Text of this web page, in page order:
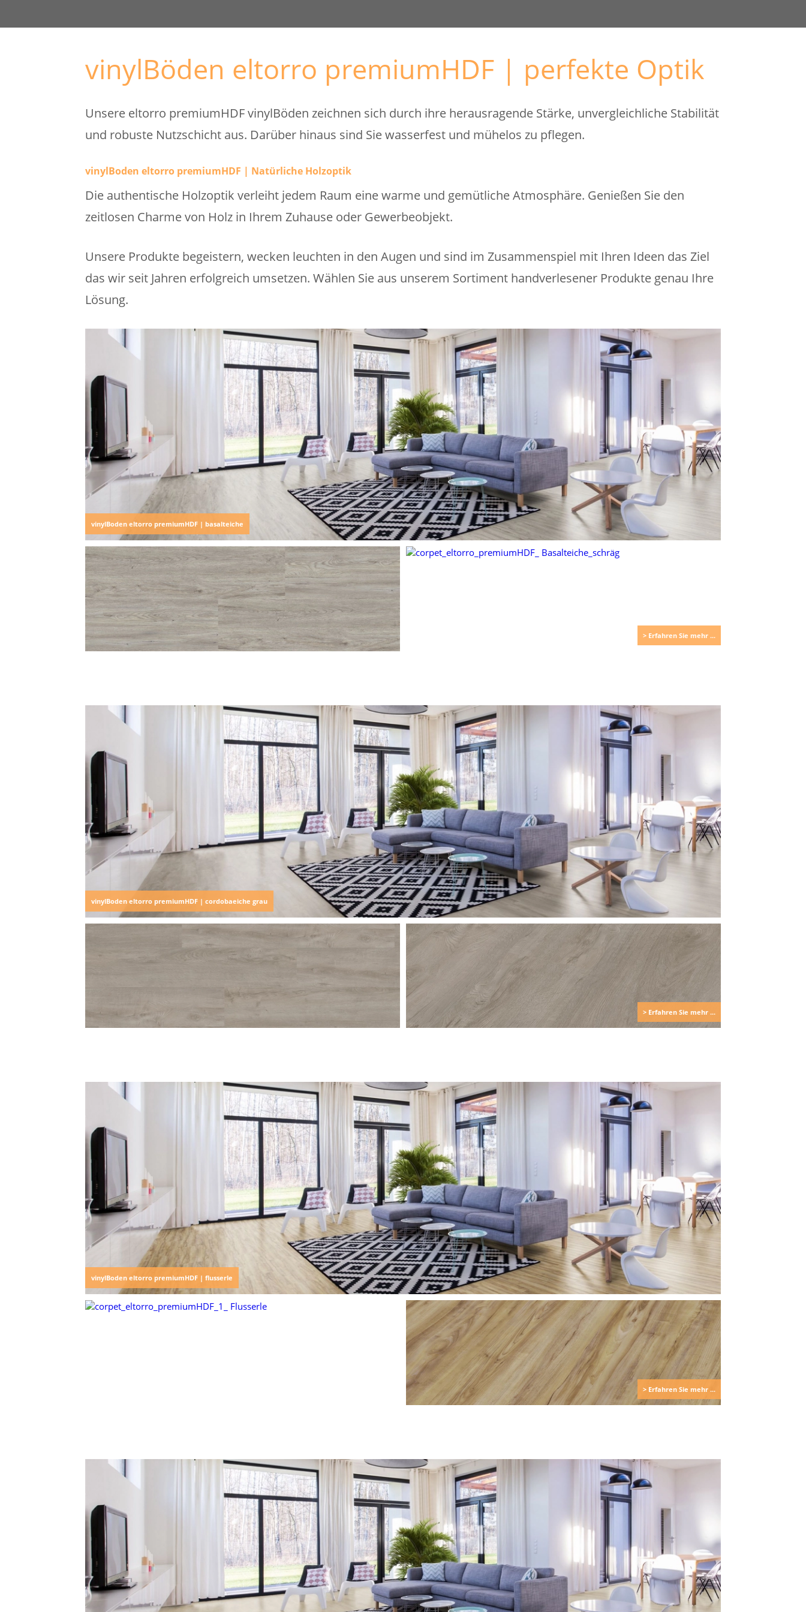
vinylBöden eltorro premiumHDF | perfekte Optik
Unsere eltorro premiumHDF vinylBöden zeichnen sich durch ihre herausragende Stärke, unvergleichliche Stabilität
und robuste Nutzschicht aus. Darüber hinaus sind Sie wasserfest und mühelos zu pflegen.
vinylBoden eltorro premiumHDF | Natürliche Holzoptik
Die authentische Holzoptik verleiht jedem Raum eine warme und gemütliche Atmosphäre. Genießen Sie den
zeitlosen Charme von Holz in Ihrem Zuhause oder Gewerbeobjekt.
Unsere Produkte begeistern, wecken leuchten in den Augen und sind im Zusammenspiel mit Ihren Ideen das Ziel
das wir seit Jahren erfolgreich umsetzen. Wählen Sie aus unserem Sortiment handverlesener Produkte genau Ihre
Lösung.
vinylBoden eltorro premiumHDF | basalteiche
> Erfahren Sie mehr ...
vinylBoden eltorro premiumHDF | cordobaeiche grau
> Erfahren Sie mehr ...
vinylBoden eltorro premiumHDF | flusserle
> Erfahren Sie mehr ...